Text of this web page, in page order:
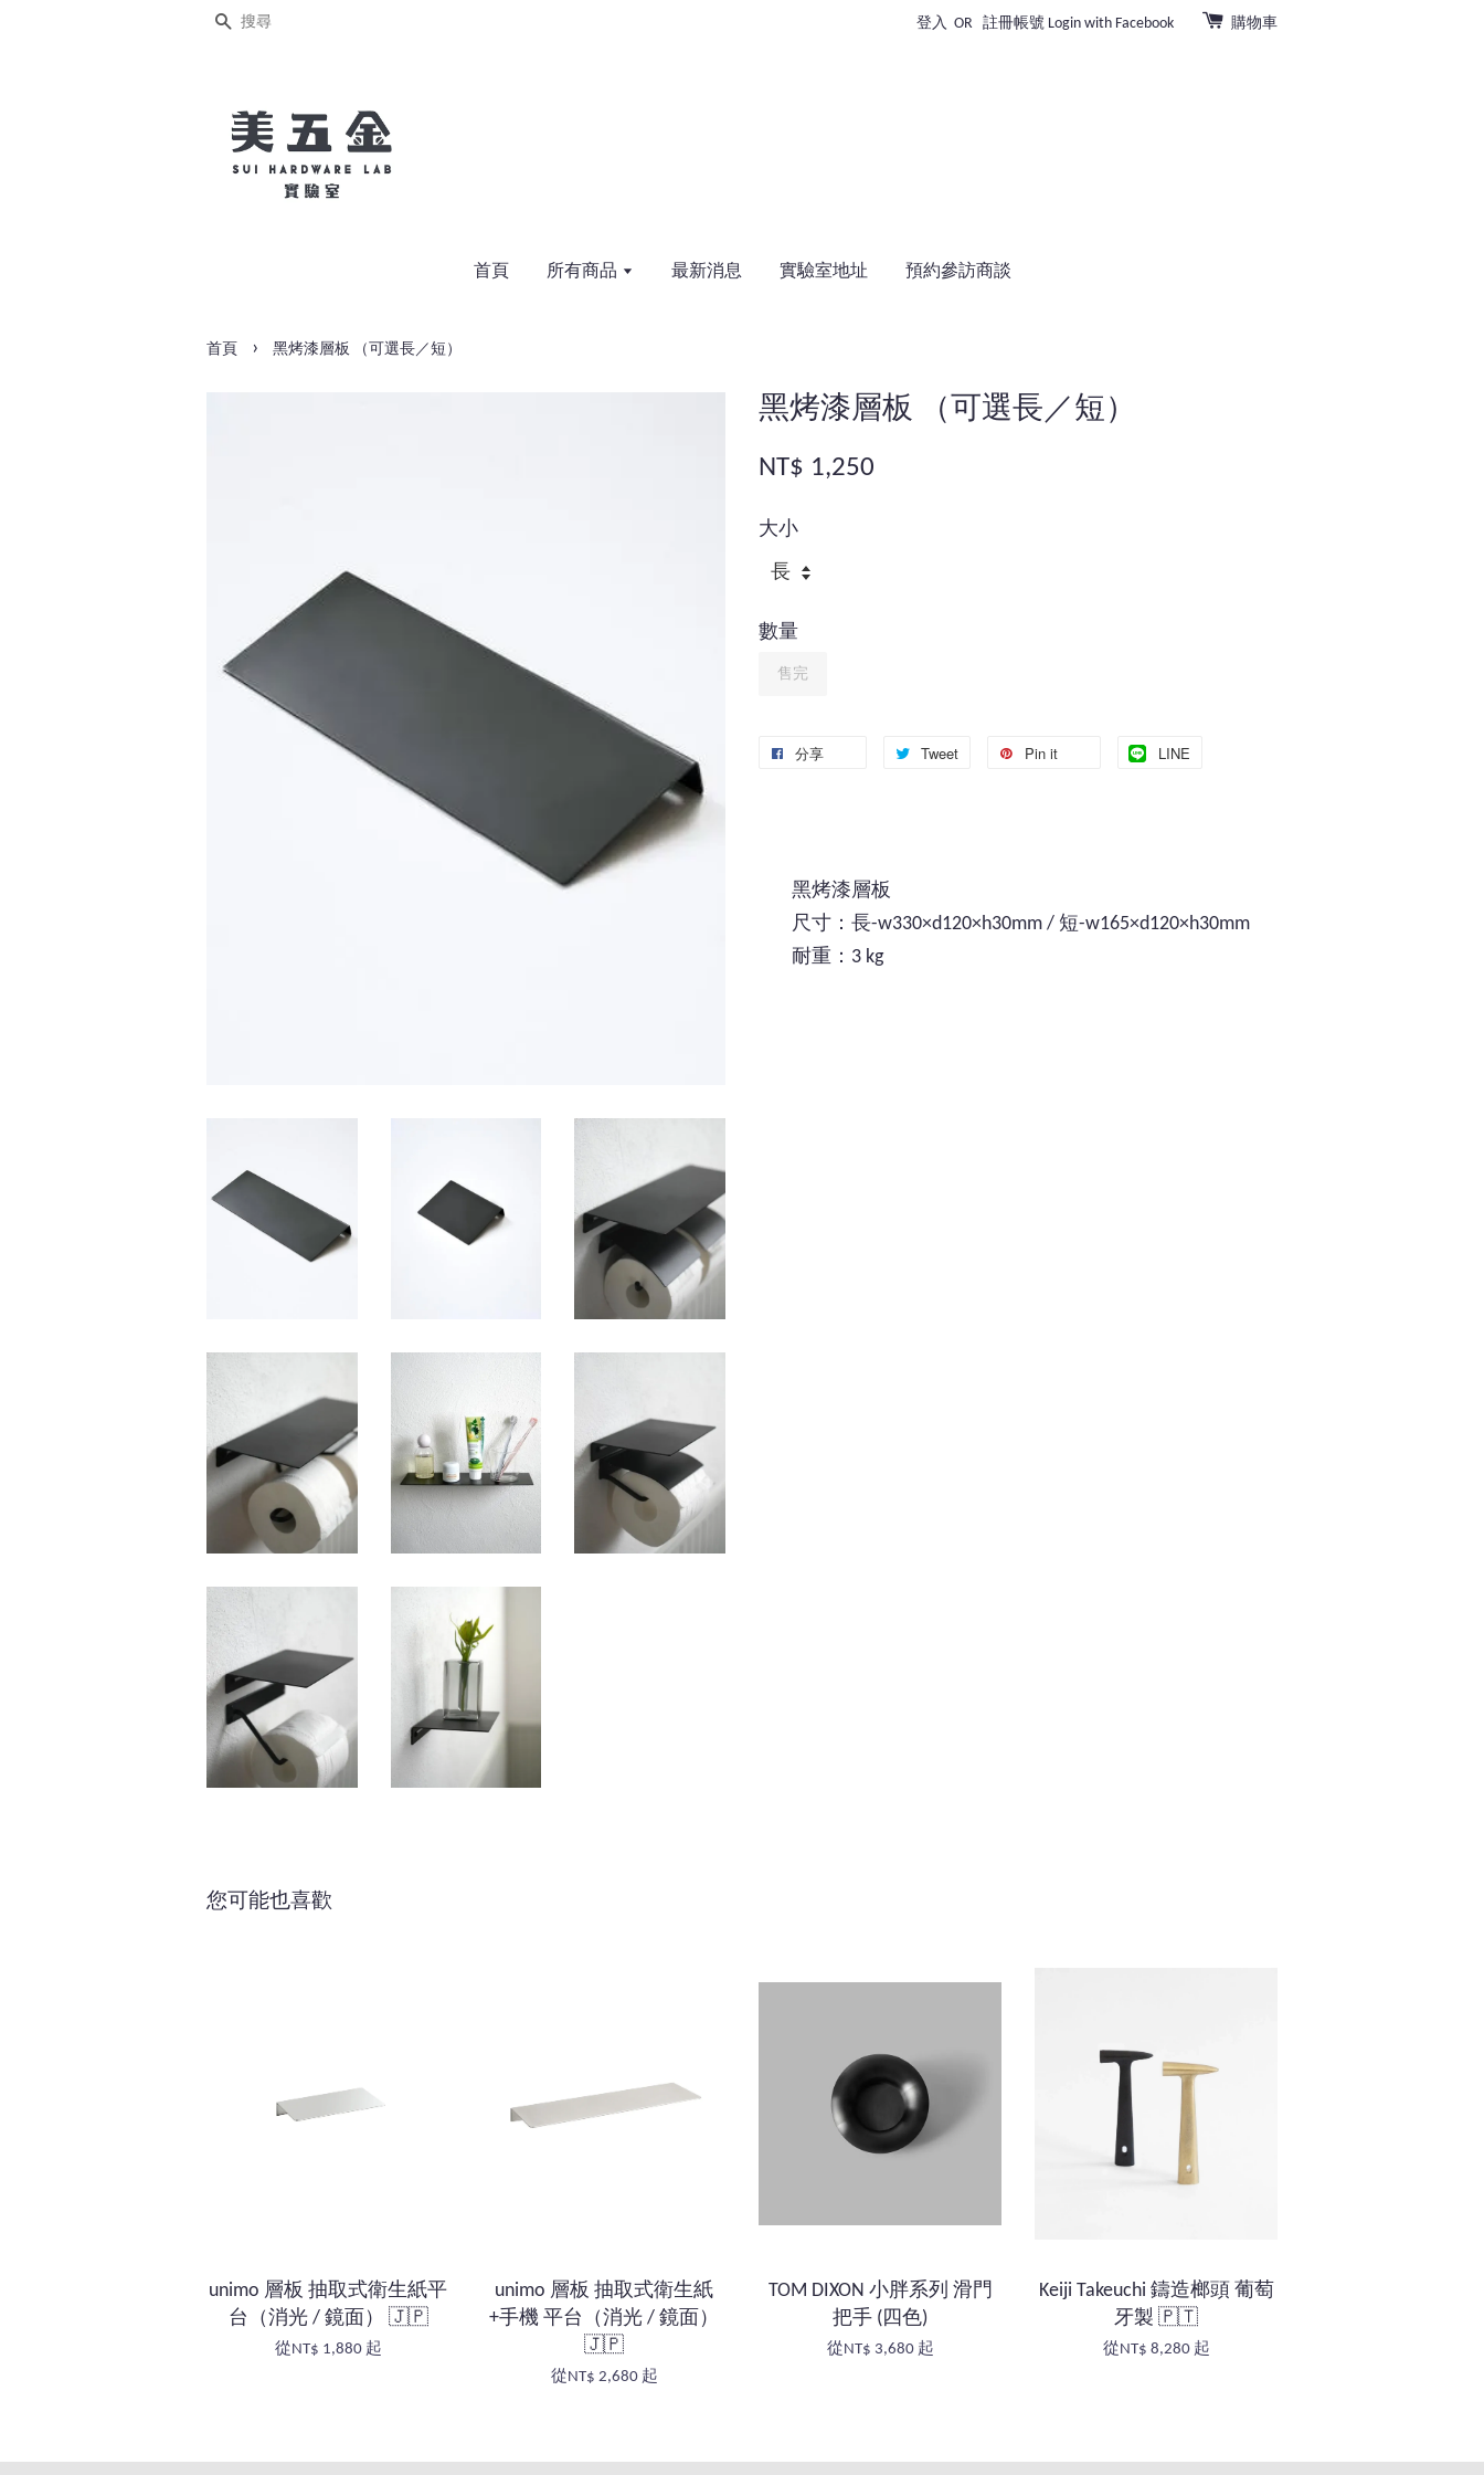
搜尋 登入 OR 註冊帳號 Login with Facebook 購物車
首頁 所有商品 最新消息 實驗室地址 預約參訪商談
首頁 › 黑烤漆層板 （可選長／短）
黑烤漆層板 （可選長／短）
NT$ 1,250
大小
數量
售完
分享 Tweet Pin it LINE
黑烤漆層板
尺寸：長-w330×d120×h30mm / 短-w165×d120×h30mm
耐重：3 kg
您可能也喜歡
unimo 層板 抽取式衛生紙平
台（消光 / 鏡面） 🇯🇵
從 NT$ 1,880 起
unimo 層板 抽取式衛生紙
+手機 平台（消光 / 鏡面）
🇯🇵
從 NT$ 2,680 起
TOM DIXON 小胖系列 滑門
把手 (四色)
從 NT$ 3,680 起
Keiji Takeuchi 鑄造榔頭 葡萄
牙製 🇵🇹
從 NT$ 8,280 起